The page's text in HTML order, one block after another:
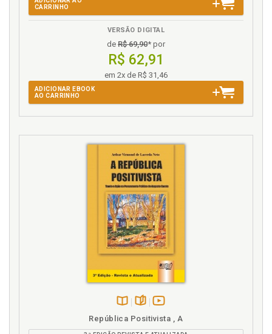
CARRINHO
VERSÃO DIGITAL
de R$ 69,90* por
R$ 62,91
em 2x de R$ 31,46
ADICIONAR EBOOK
AO CARRINHO
República Positivista , A